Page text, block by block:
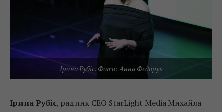
Ірина Рубіс. Фото: Анна Федорук
Ірина Рубіс, радник СЕО StarLight Media Михайла